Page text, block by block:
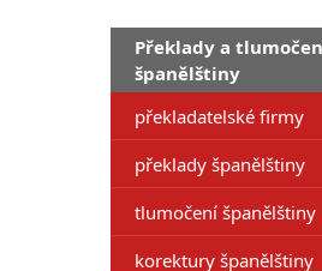
Překlady a
španělštiny
překladatelské firmy
překlady španělštiny
tlumočení španělštiny
korektury španělštiny